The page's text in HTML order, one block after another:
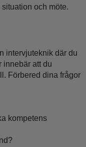
och möte.
intervjuteknik där du
innebär att du
Förbered dina frågor
kompetens